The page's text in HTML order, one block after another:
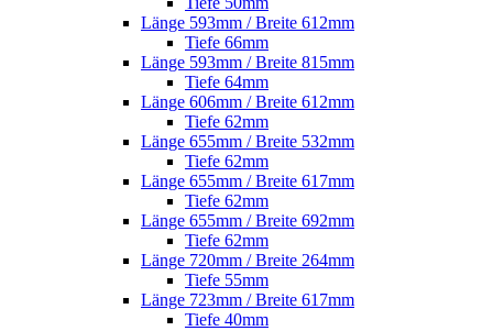
Länge 593mm / Breite 612mm
Tiefe 66mm
Länge 593mm / Breite 815mm
Tiefe 64mm
Länge 606mm / Breite 612mm
Tiefe 62mm
Länge 655mm / Breite 532mm
Tiefe 62mm
Länge 655mm / Breite 617mm
Tiefe 62mm
Länge 655mm / Breite 692mm
Tiefe 62mm
Länge 720mm / Breite 264mm
Tiefe 55mm
Länge 723mm / Breite 617mm
Tiefe 40mm